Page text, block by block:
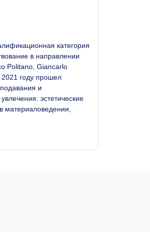
категория
в направлении
Politano, Giancarlo
году прошел
и
эстетические
материаловедении,